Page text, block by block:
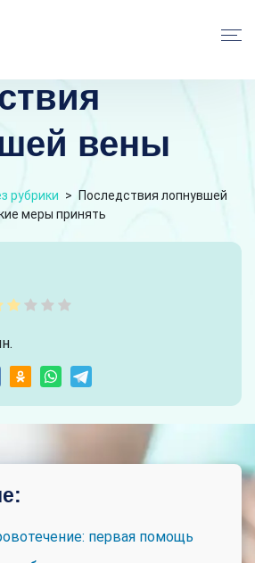
вены
рубрики >
Последствия лопнувшей
меры принять
первая помощь